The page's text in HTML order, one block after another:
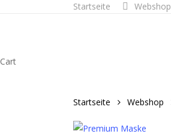
Startseite Webshop
CartClose
Startseite Webshop